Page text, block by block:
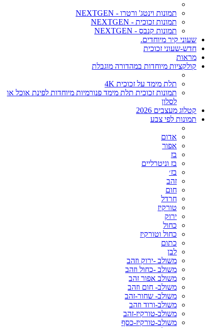
תמונות וינטג' ורטרו - NEXTGEN
תמונות זכוכית - NEXTGEN
תמונות קנבס - NEXTGEN
שעוני קיר מיוחדים.
חדש-שעוני זכוכית
מראות
קולקציות מיוחדות במהדורה מוגבלת
תלת מימד על זכוכית 4K
תמונות זכוכית תלת מימד פנורמיות מיוחדות לפינת אוכל או
לסלון
קטלוג מעצבים 2026
תמונות לפי צבע
אדום
אפור
בז
בז וניטרליים
בז׳
זהב
חום
חרדל
טורקיז
ירוק
כחול
כחול וטורקיז
כתום
לבן
משולב -ירוק וזהב
משולב -כחול וזהב
משולב אפור זהב
משולב- חום וזהב
משולב- שחור-זהב
משולב-ורוד וזהב
משולב-טורקיז-זהב
משולב-טורקיז-כסף